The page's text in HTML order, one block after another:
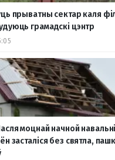
прыватны сектар каля
грамадскі цэнтр
моцнай начной
засталіся без святла,